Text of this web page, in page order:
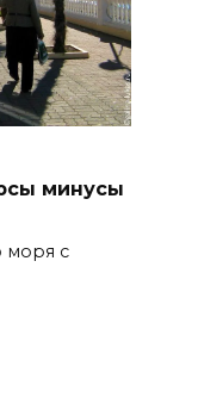
минусы
моря с